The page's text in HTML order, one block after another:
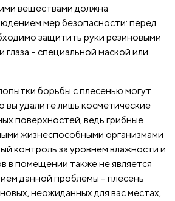
веществами должна
мер безопасности: перед
защитить руки резиновыми
глаза – специальной маской или
борьбы с плесенью могут
вы удалите лишь косметические
поверхностей, ведь грибные
жизнеспособными организмами
контроль за уровнем влажности и
в помещении также не является
данной проблемы – плесень
неожиданных для вас местах,